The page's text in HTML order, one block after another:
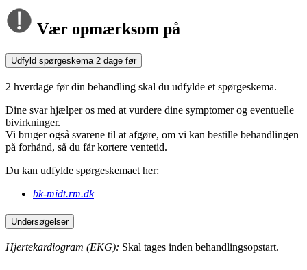
Vær opmærksom på
Udfyld spørgeskema 2 dage før
2 hverdage før din behandling skal du udfylde et spørgeskema.
Dine svar hjælper os med at vurdere dine symptomer og eventuelle
bivirkninger.
Vi bruger også svarene til at afgøre, om vi kan bestille behandlingen
på forhånd, så du får kortere ventetid.
Du kan udfylde spørgeskemaet her:
bk-midt.rm.dk
Undersøgelser
Hjertekardiogram (EKG): Skal tages inden behandlingsopstart.